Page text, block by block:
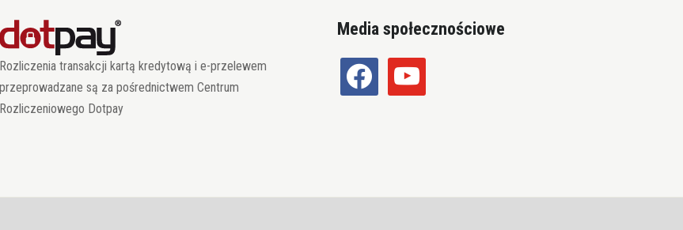
Rozliczenia transakcji kartą kredytową i e-przelewem
przeprowadzane są za pośrednictwem Centrum
Rozliczeniowego Dotpay
Media społecznościowe
facebook youtube